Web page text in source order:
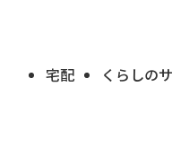
宅配 くらしの